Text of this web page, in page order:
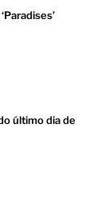
último dia de